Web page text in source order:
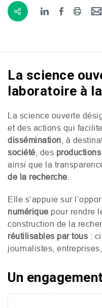
La science
laboratoire à
La science ouverte
et des actions qui
dissémination , à
société , des productions
ainsi que la
de la recherche
Elle s’appuie sur
numérique pour rendre
construction de la
réutilisables par tous :
journalistes, entreprises,
Un